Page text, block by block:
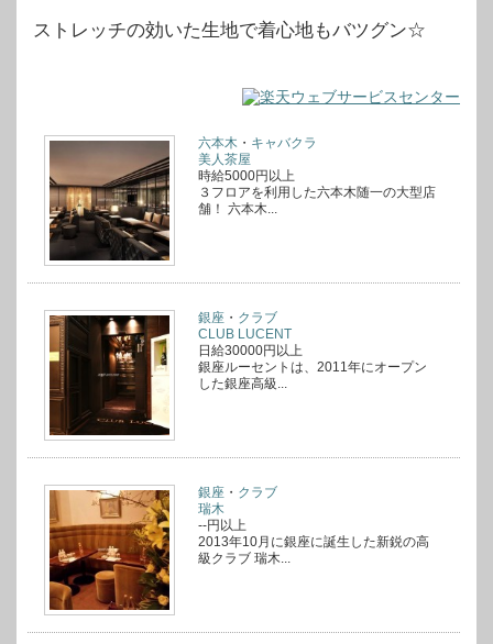
ストレッチの効いた生地で着心地もバツグン☆
六本木 ・ キャバクラ
美人茶屋
時給5000円以上
３フロアを利用した六本木随一の大型店
舗！ 六本木...
銀座 ・ クラブ
CLUB LUCENT
日給30000円以上
銀座ルーセントは、2011年にオープン
した銀座高級...
銀座 ・ クラブ
瑞木
--円以上
2013年10月に銀座に誕生した新鋭の高
級クラブ 瑞木...